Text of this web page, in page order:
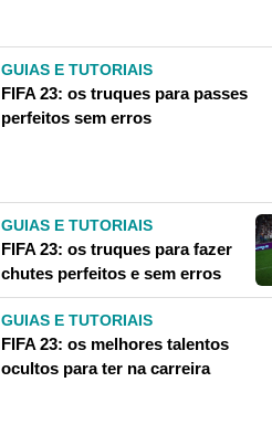
GUIAS E TUTORIAIS
FIFA 23: os truques para passes
perfeitos sem erros
GUIAS E TUTORIAIS
FIFA 23: os truques para fazer
chutes perfeitos e sem erros
GUIAS E TUTORIAIS
FIFA 23: os melhores talentos
ocultos para ter na carreira